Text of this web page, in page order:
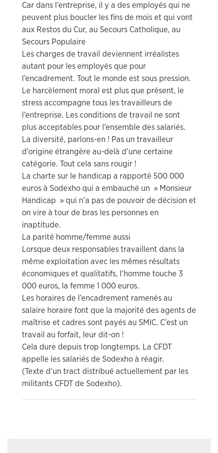
Car dans l’entreprise, il y a des employés qui ne
peuvent plus boucler les fins de mois et qui vont
aux Restos du Cur, au Secours Catholique, au
Secours Populaire
Les charges de travail deviennent irréalistes
autant pour les employés que pour
l’encadrement. Tout le monde est sous pression.
Le harcèlement moral est plus que présent, le
stress accompagne tous les travailleurs de
l’entreprise. Les conditions de travail ne sont
plus acceptables pour l’ensemble des salariés.
La diversité, parlons-en ! Pas un travailleur
d’origine étrangère au-delà d’une certaine
catégorie. Tout cela sans rougir !
La charte sur le handicap a rapporté 500 000
euros à Sodexho qui a embauché un » Monsieur
Handicap » qui n’a pas de pouvoir de décision et
on vire à tour de bras les personnes en
inaptitude.
La parité homme/femme aussi
Lorsque deux responsables travaillent dans la
même exploitation avec les mêmes résultats
économiques et qualitatifs, l’homme touche 3
000 euros, la femme 1 000 euros.
Les horaires de l’encadrement ramenés au
salaire horaire font que la majorité des agents de
maîtrise et cadres sont payés au SMIC. C’est un
travail au forfait, leur dit-on !
Cela dure depuis trop longtemps. La CFDT
appelle les salariés de Sodexho à réagir.
(Texte d’un tract distribué actuellement par les
militants CFDT de Sodexho).